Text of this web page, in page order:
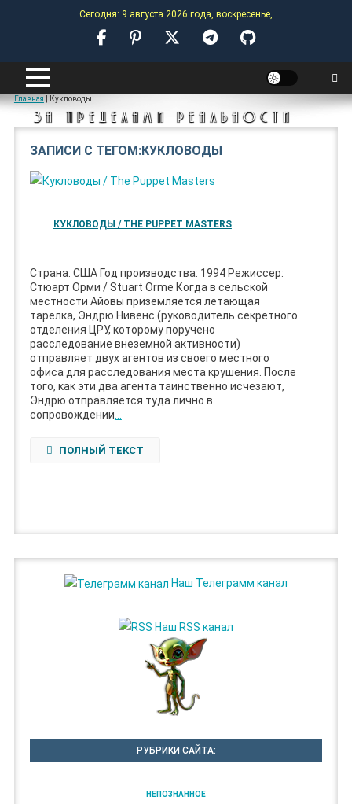
Сегодня: 9 августа 2026 года, воскресенье,
ANOMALY-HUB
ЗА ПРЕДЕЛАМИ РЕАЛЬНОСТИ
Главная Кукловоды
ЗАПИСИ С ТЕГОМ:КУКЛОВОДЫ
КУКЛОВОДЫ / THE PUPPET MASTERS
Страна: США Год производства: 1994 Режиссер:
Стюарт Орми / Stuart Orme Когда в сельской
местности Айовы приземляется летающая
тарелка, Эндрю Нивенс (руководитель секретного
отделения ЦРУ, которому поручено
расследование внеземной активности)
отправляет двух агентов из своего местного
офиса для расследования места крушения. После
того, как эти два агента таинственно исчезают,
Эндрю отправляется туда лично в
сопровождении
ПОЛНЫЙ ТЕКСТ
Наш Телеграмм канал
Наш RSS канал
РУБРИКИ САЙТА:
НЕПОЗНАННОЕ